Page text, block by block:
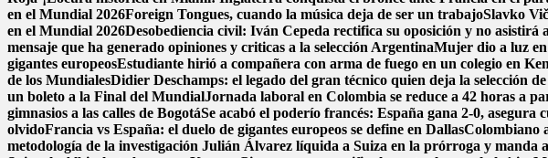
en el Mundial 2026Foreign Tongues, cuando la música deja de ser un trabajoSlavko
en el Mundial 2026Desobediencia civil: Iván Cepeda rectifica su oposición y no
mensaje que ha generado opiniones y criticas a la selección ArgentinaMujer dio a luz en
gigantes europeosEstudiante hirió a compañera con arma de fuego en un colegio en
de los MundialesDidier Deschamps: el legado del gran técnico quien deja la selección
un boleto a la Final del MundialJornada laboral en Colombia se reduce a 42 horas a
gimnasios a las calles de BogotáSe acabó el poderío francés: España gana 2-0,
olvidoFrancia vs España: el duelo de gigantes europeos se define en DallasColombiano
metodología de la investigación Julián Álvarez líquida a Suiza en la prórroga y manda